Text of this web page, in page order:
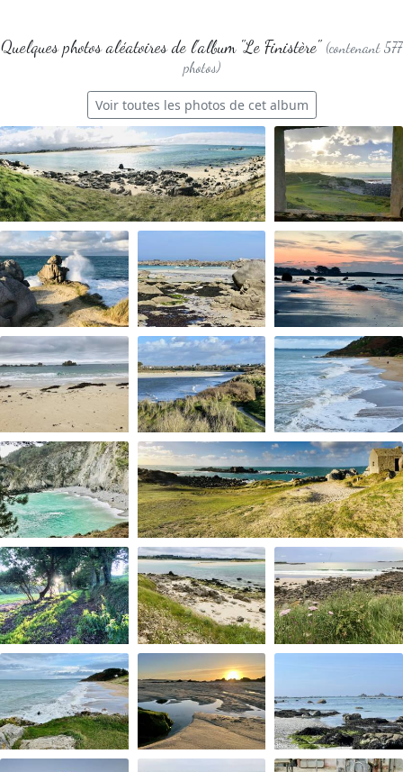
Quelques photos aléatoires de l'album "Le Finistère" (contenant 577
photos)
Voir toutes les photos de cet album